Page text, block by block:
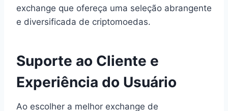
exchange que ofereça uma seleção abrangente
e diversificada de criptomoedas.
Suporte ao Cliente e
Experiência do Usuário
Ao escolher a melhor exchange de